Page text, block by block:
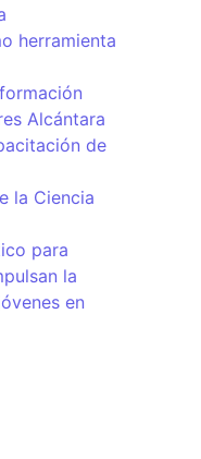
herramienta
Alcántara
de
la Ciencia
para
la
en